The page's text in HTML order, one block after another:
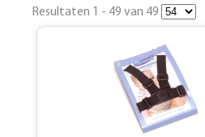
Resultaten 1 - 49 van 49